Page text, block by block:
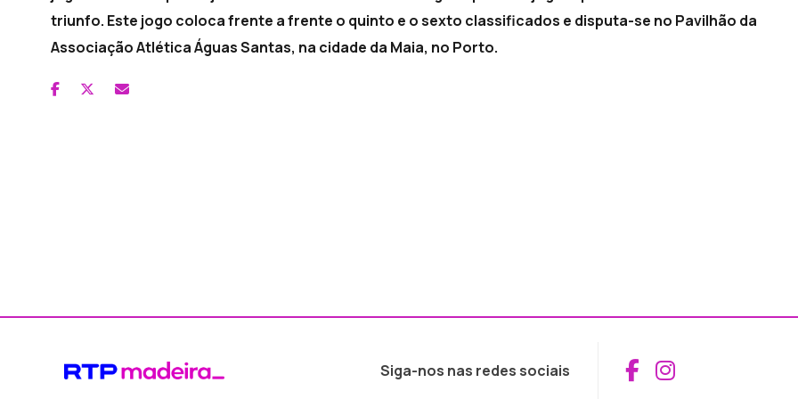
triunfo. Este jogo coloca frente a frente o quinto e o sexto classificados e disputa-se no Pavilhão da
Associação Atlética Águas Santas, na cidade da Maia, no Porto.
Siga-nos nas redes sociais Aceder ao
Aceder ao